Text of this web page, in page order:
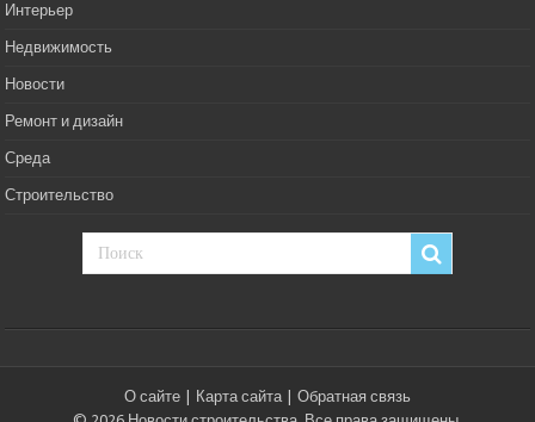
Интерьер
Недвижимость
Новости
Ремонт и дизайн
Среда
Строительство
О сайте Карта сайта| Обратная связь